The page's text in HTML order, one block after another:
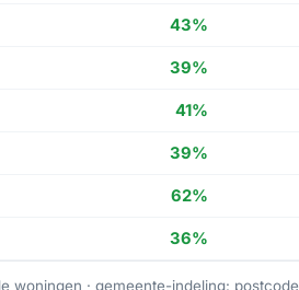
43%
39%
41%
39%
62%
36%
woningen · gemeente-indeling: